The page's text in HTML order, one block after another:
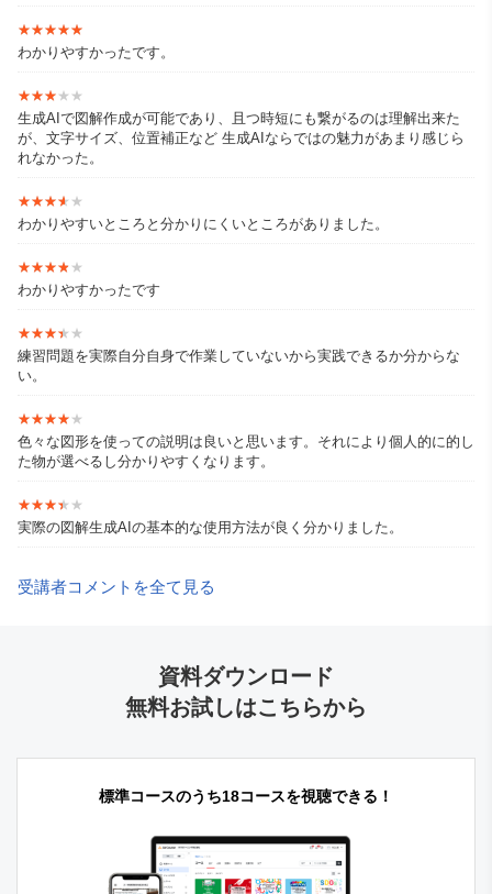
★★★★★
★★★★★
わかりやすかったです。
★★★★★
★★★★★
生成AIで図解作成が可能であり、且つ時短にも繋がるのは理解出来た
が、文字サイズ、位置補正など 生成AIならではの魅力があまり感じら
れなかった。
★★★★★
★★★★★
わかりやすいところと分かりにくいところがありました。
★★★★★
★★★★★
わかりやすかったです
★★★★★
★★★★★
練習問題を実際自分自身で作業していないから実践できるか分からな
い。
★★★★★
★★★★★
色々な図形を使っての説明は良いと思います。それにより個人的に的し
た物が選べるし分かりやすくなります。
★★★★★
★★★★★
実際の図解生成AIの基本的な使用方法が良く分かりました。
受講者コメントを全て見る
資料ダウンロード
無料お試しはこちらから
標準コースのうち18コースを視聴できる！